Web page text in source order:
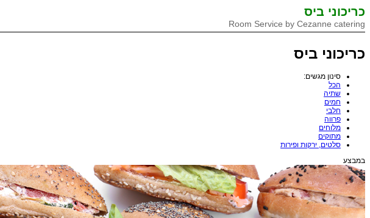
כריכוני ביס
Room Service by Cezanne catering
כריכוני ביס
סינון מגשים:
הכל
שתיה
חמים
חלבי
פרווה
מלוחים
מתוקים
סלטים, ירקות ופירות
במבצע